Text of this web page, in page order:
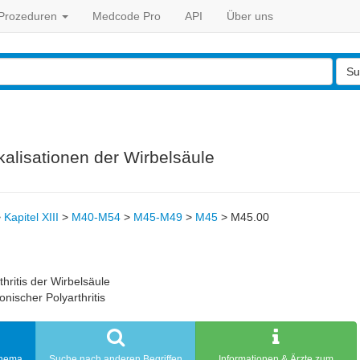
Medcode Pro API Über uns
der Wirbelsäule
Kapitel XIII > M40-M54 > M45-M49 > M45 > M45.00
der Wirbelsäule
Polyarthritis